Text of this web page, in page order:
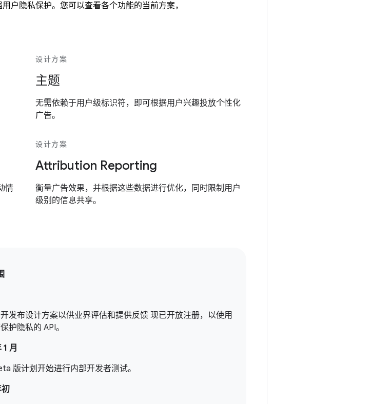
户隐私保护。您可以查看各个功能的当前方案，
设计方案
主题
无需依赖于用户级标识符，即可根据用户兴趣投放个性化
广告。
情
设计方案
Attribution Reporting
衡量广告效果，并根据这些数据进行优化，同时限制用户
级别的信息共享。
发布设计方案以供业界评估和提供反馈 现已开放注册，以使用
护隐私的 API。
月
版计划开始进行内部开发者测试。